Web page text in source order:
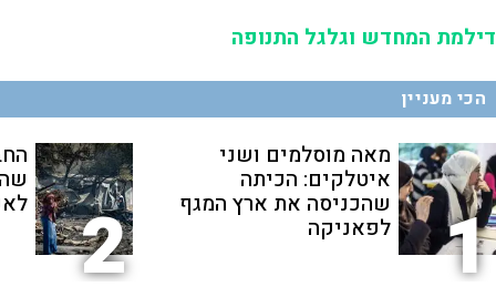
דילמת המחדש וגלגל התנופה
הכי מעניין
1
מאה מוסלמים ושני
איטלקים: הכיתה
שהכניסה את ארץ המגף
לפאניקה 2